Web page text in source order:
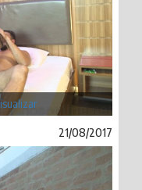
21/08/2017